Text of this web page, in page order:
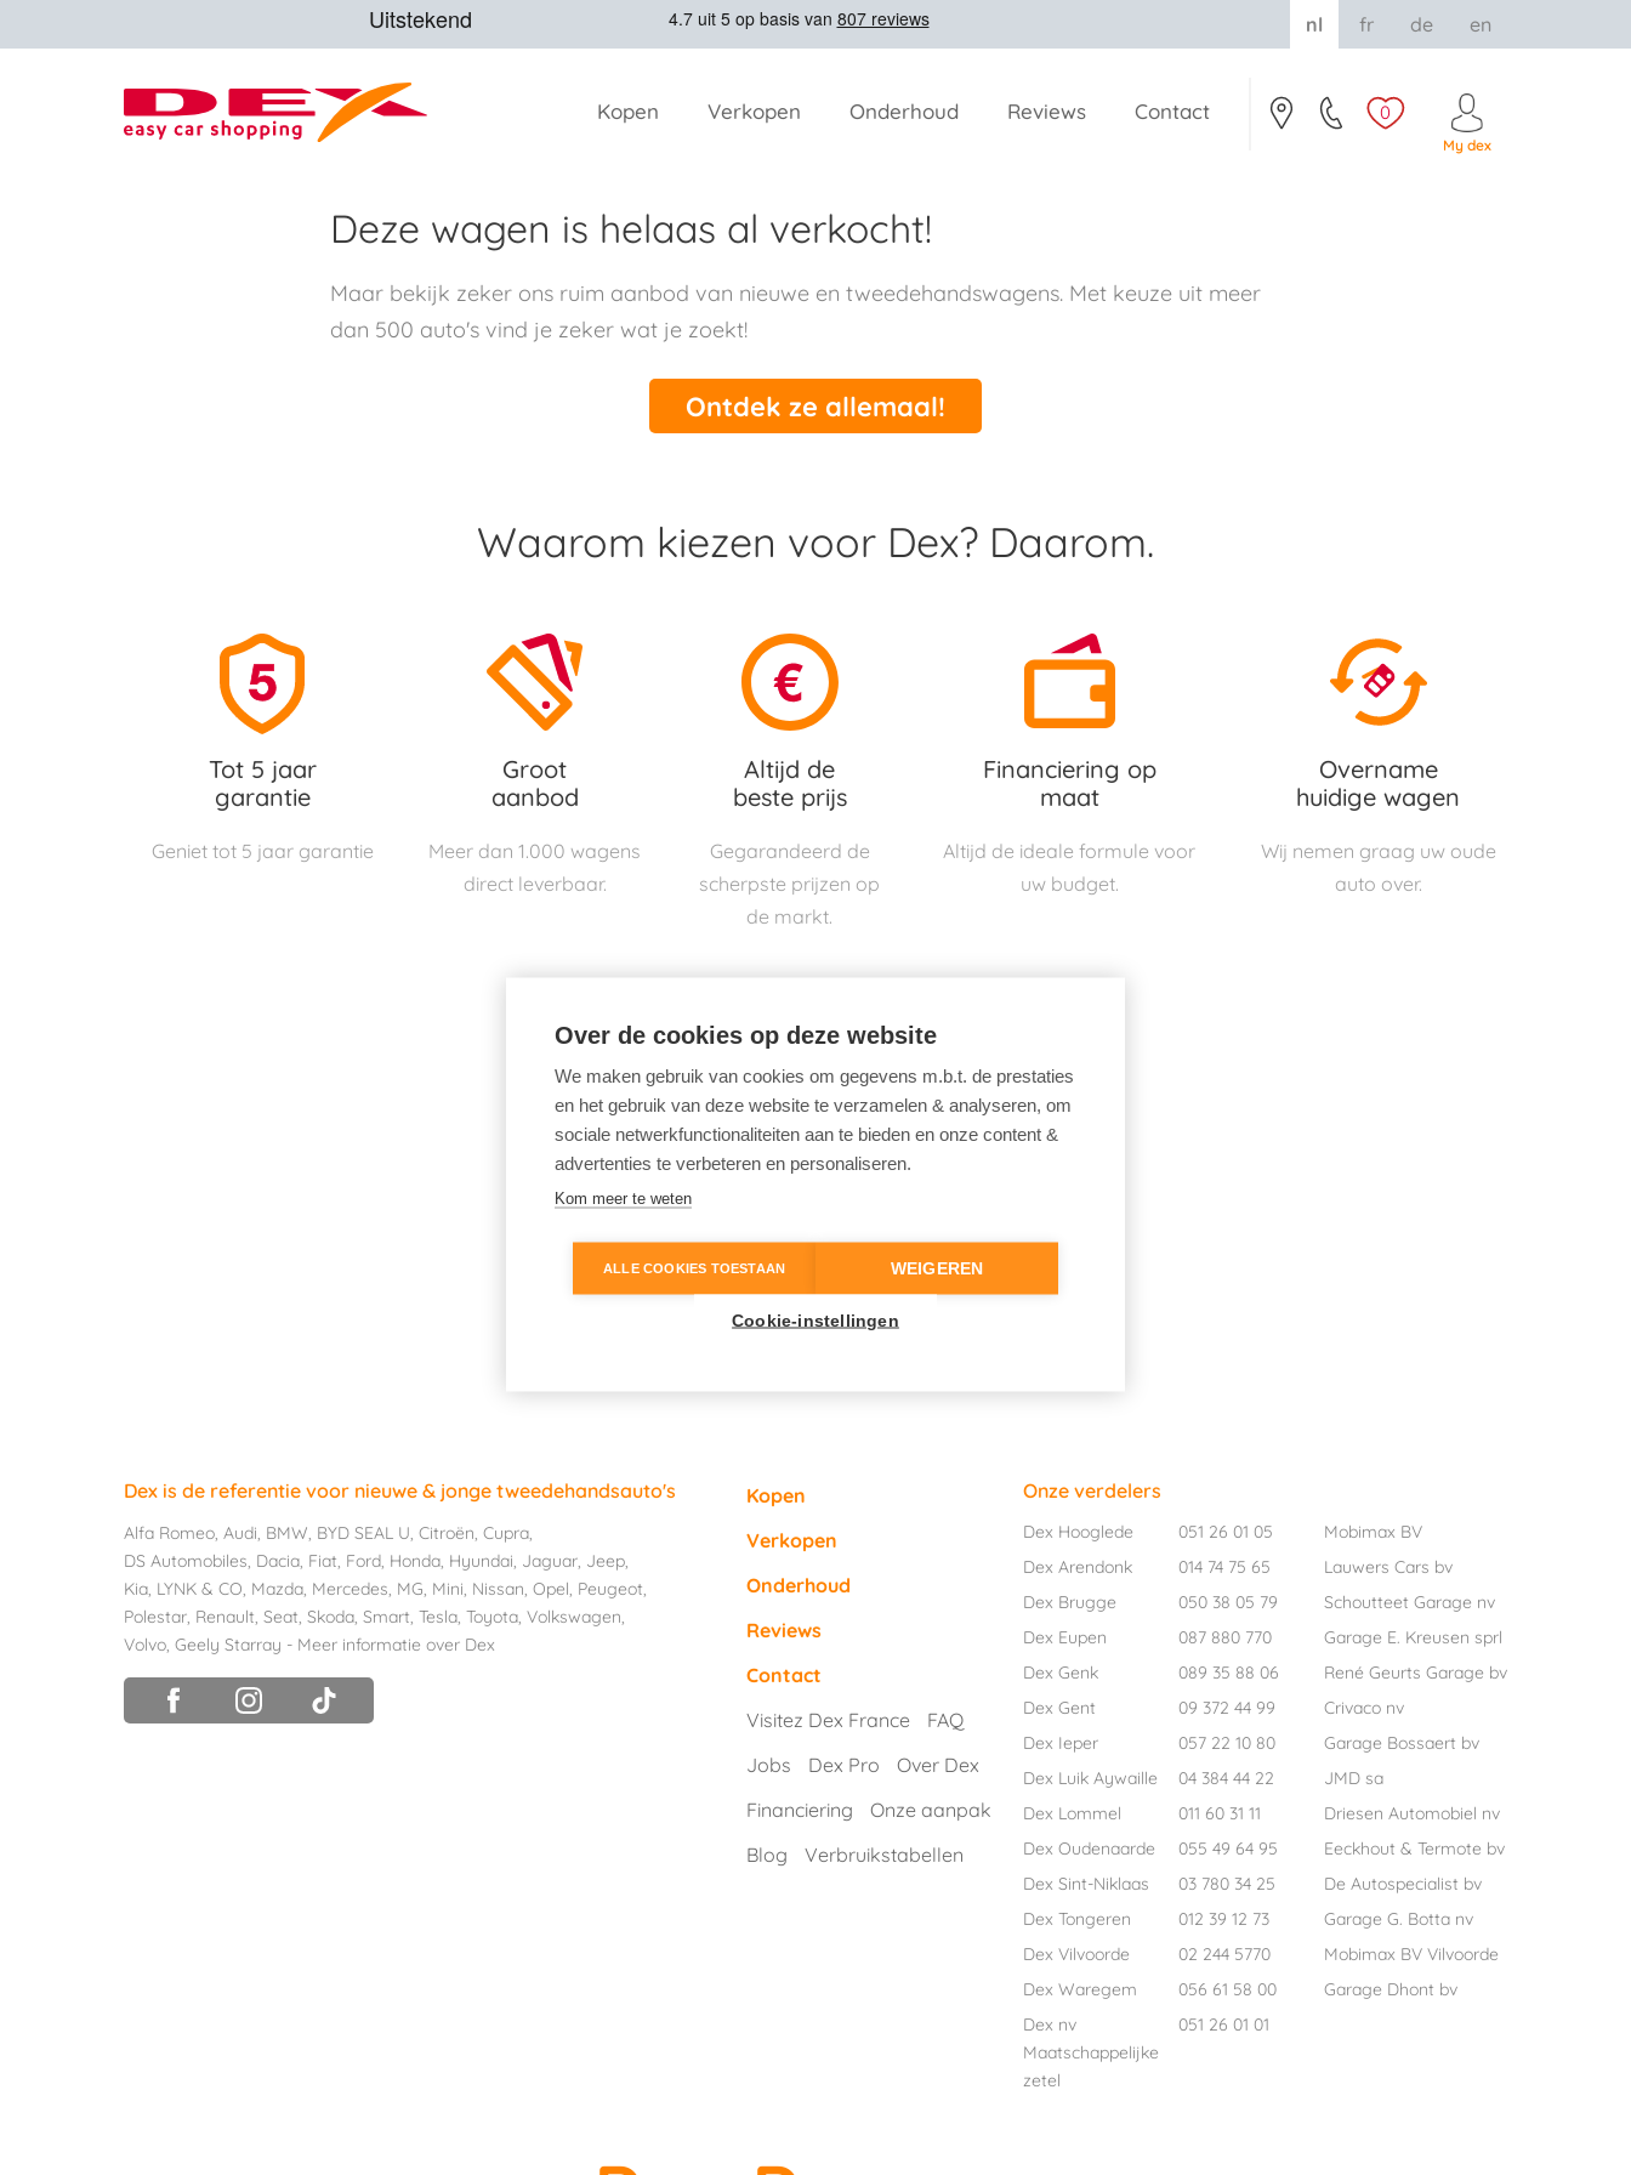
0
My dex
nl fr de en
Kopen Verkopen Onderhoud Reviews Contact
Deze wagen is helaas al verkocht!
Maar bekijk zeker ons ruim aanbod van nieuwe en tweedehandswagens. Met keuze uit meer
dan 500 auto's vind je zeker wat je zoekt!
Ontdek ze allemaal!
Waarom kiezen voor Dex? Daarom.
Tot 5 jaar
garantie
Geniet tot 5 jaar garantie
Groot
aanbod
Meer dan 1.000 wagens
direct leverbaar.
Altijd de
beste prijs
Gegarandeerd de
scherpste prijzen op
de markt.
Financiering op
maat
Altijd de ideale formule voor
uw budget.
Overname
huidige wagen
Wij nemen graag uw oude
auto over.
Dex is de referentie voor nieuwe & jonge tweedehandsauto's
Alfa Romeo, Audi, BMW, BYD SEAL U, Citroën, Cupra,
DS Automobiles, Dacia, Fiat, Ford, Honda, Hyundai, Jaguar, Jeep,
Kia, LYNK & CO, Mazda, Mercedes, MG, Mini, Nissan, Opel, Peugeot,
Polestar, Renault, Seat, Skoda, Smart, Tesla, Toyota, Volkswagen,
Volvo, Geely Starray - Meer informatie over Dex
Kopen
Verkopen
Onderhoud
Reviews
Contact
Visitez Dex France
FAQ
Jobs
Dex Pro
Over Dex
Financiering
Onze aanpak
Blog
Verbruikstabellen
Onze verdelers
Dex Hooglede 051 26 01 05
Mobimax BV
Dex Arendonk
014 74 75 65
Lauwers Cars bv
Dex Brugge
050 38 05 79
Schoutteet Garage nv
Dex Eupen
087 880 770
Garage E. Kreusen sprl
Dex Genk
089 35 88 06
René Geurts Garage bv
Dex Gent
09 372 44 99
Crivaco nv
Dex Ieper
057 22 10 80
Garage Bossaert bv
Dex Luik Aywaille
04 384 44 22
JMD sa
Dex Lommel
011 60 31 11
Driesen Automobiel nv
Dex Oudenaarde
055 49 64 95
Eeckhout & Termote bv
Dex Sint-Niklaas
03 780 34 25
De Autospecialist bv
Dex Tongeren
012 39 12 73
Garage G. Botta nv
Dex Vilvoorde
02 244 5770
Mobimax BV Vilvoorde
Dex Waregem
056 61 58 00
Garage Dhont bv
Dex nv
Maatschappelijke
zetel
051 26 01 01
Over de cookies op deze website
We maken gebruik van cookies om gegevens m.b.t. de prestaties
en het gebruik van deze website te verzamelen & analyseren, om
sociale netwerkfunctionaliteiten aan te bieden en onze content &
advertenties te verbeteren en personaliseren.
Kom meer te weten
ALLE COOKIES TOESTAAN WEIGEREN
Cookie-instellingen